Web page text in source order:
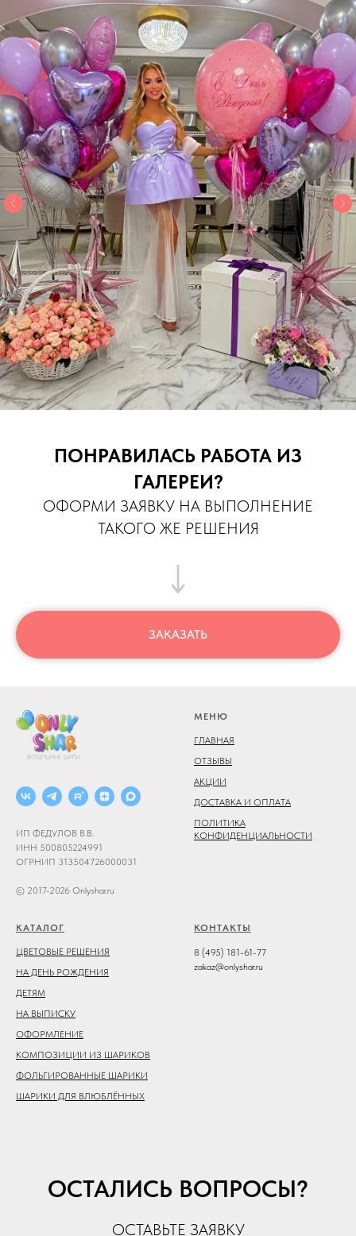
ПОНРАВИЛАСЬ РАБОТА ИЗ
ГАЛЕРЕИ?
ОФОРМИ ЗАЯВКУ НА ВЫПОЛНЕНИЕ
ТАКОГО ЖЕ РЕШЕНИЯ
ЗАКАЗАТЬ
ИП ФЕДУЛОВ В.В.
ИНН 500805224991
ОГРНИП 313504726000031
© 2017-2026 Onlyshar.ru
МЕНЮ
ГЛАВНАЯ
ОТЗЫВЫ
АКЦИИ
ДОСТАВКА И ОПЛАТА
ПОЛИТИКА
КОНФИДЕНЦИАЛЬНОСТИ
КАТАЛОГ
ЦВЕТОВЫЕ РЕШЕНИЯ
НА ДЕНЬ РОЖДЕНИЯ
ДЕТЯМ
НА ВЫПИСКУ
ОФОРМЛЕНИЕ
КОМПОЗИЦИИ ИЗ ШАРИКОВ
ФОЛЬГИРОВАННЫЕ ШАРИКИ
ШАРИКИ ДЛЯ ВЛЮБЛЁННЫХ
КОНТАКТЫ
8 (495) 181-61-77
zakaz@onlyshar.ru
ОСТАЛИСЬ ВОПРОСЫ?
ОСТАВЬТЕ ЗАЯВКУ